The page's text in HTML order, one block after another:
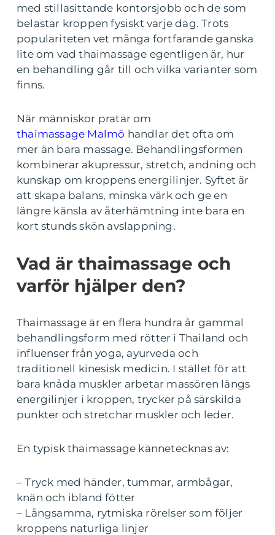
med stillasittande kontorsjobb och de som
belastar kroppen fysiskt varje dag. Trots
populariteten vet många fortfarande ganska
lite om vad thaimassage egentligen är, hur
en behandling går till och vilka varianter som
finns.
När människor pratar om
thaimassage Malmö handlar det ofta om
mer än bara massage. Behandlingsformen
kombinerar akupressur, stretch, andning och
kunskap om kroppens energilinjer. Syftet är
att skapa balans, minska värk och ge en
längre känsla av återhämtning inte bara en
kort stunds skön avslappning.
Vad är thaimassage och
varför hjälper den?
Thaimassage är en flera hundra år gammal
behandlingsform med rötter i Thailand och
influenser från yoga, ayurveda och
traditionell kinesisk medicin. I stället för att
bara knåda muskler arbetar massören längs
energilinjer i kroppen, trycker på särskilda
punkter och stretchar muskler och leder.
En typisk thaimassage kännetecknas av:
– Tryck med händer, tummar, armbågar,
knän och ibland fötter
– Långsamma, rytmiska rörelser som följer
kroppens naturliga linjer